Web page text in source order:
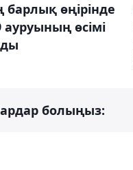
барлық өңірінде
ауруының өсімі
болыңыз: